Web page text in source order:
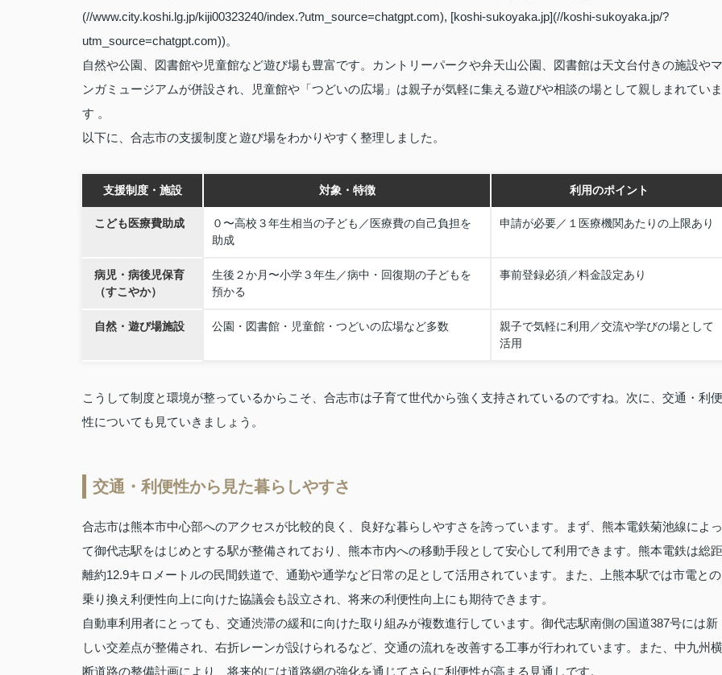
(//www.city.koshi.lg.jp/kiji00323240/index.?utm_source=chatgpt.com), [koshi-sukoyaka.jp](//koshi-sukoyaka.jp/?
utm_source=chatgpt.com))。
自然や公園、図書館や児童館など遊び場も豊富です。カントリーパークや弁天山公園、図書館は天文台付きの施設やマ
ンガミュージアムが併設され、児童館や「つどいの広場」は親子が気軽に集える遊びや相談の場として親しまれていま
す 。
以下に、合志市の支援制度と遊び場をわかりやすく整理しました。
支援制度・施設 対象・特徴 利用のポイント
こども医療費助成
０〜高校３年生相当の子ども／医療費の自己負担を
助成
申請が必要／１医療機関あたりの上限あり
病児・病後児保育
（すこやか）
生後２か月〜小学３年生／病中・回復期の子どもを
預かる
事前登録必須／料金設定あり
自然・遊び場施設 公園・図書館・児童館・つどいの広場など多数
親子で気軽に利用／交流や学びの場として
活用
こうして制度と環境が整っているからこそ、合志市は子育て世代から強く支持されているのですね。次に、交通・利便
性についても見ていきましょう。
交通・利便性から見た暮らしやすさ
合志市は熊本市中心部へのアクセスが比較的良く、良好な暮らしやすさを誇っています。まず、熊本電鉄菊池線によっ
て御代志駅をはじめとする駅が整備されており、熊本市内への移動手段として安心して利用できます。熊本電鉄は総距
離約12.9キロメートルの民間鉄道で、通勤や通学など日常の足として活用されています。また、上熊本駅では市電との
乗り換え利便性向上に向けた協議会も設立され、将来の利便性向上にも期待できます。
自動車利用者にとっても、交通渋滞の緩和に向けた取り組みが複数進行しています。御代志駅南側の国道387号には新
しい交差点が整備され、右折レーンが設けられるなど、交通の流れを改善する工事が行われています。また、中九州横
断道路の整備計画により、将来的には道路網の強化を通じてさらに利便性が高まる見通しです。